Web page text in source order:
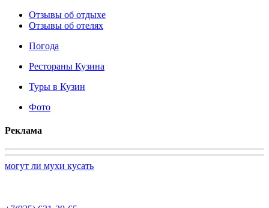
Отзывы об отдыхе
Отзывы об отелях
Погода
Рестораны Кузина
Туры в Кузин
Фото
Реклама
могут ли мухи кусать